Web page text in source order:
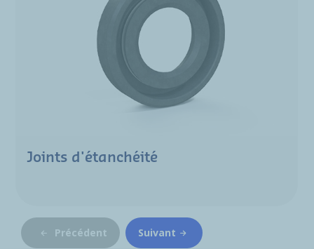
Joints d'étanchéité
Précédent Suivant